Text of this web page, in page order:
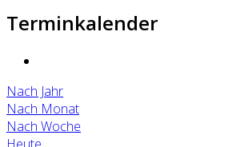
Terminkalender
Nach Jahr
Nach Monat
Nach Woche